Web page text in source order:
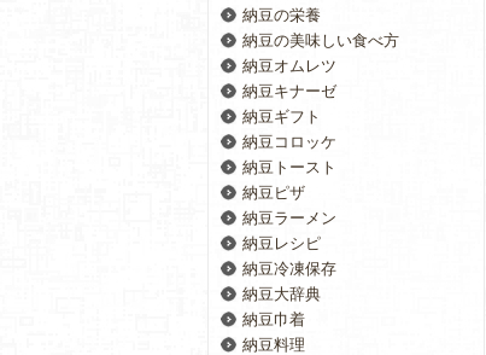
納豆の栄養
納豆の美味しい食べ方
納豆オムレツ
納豆キナーゼ
納豆ギフト
納豆コロッケ
納豆トースト
納豆ピザ
納豆ラーメン
納豆レシピ
納豆冷凍保存
納豆大辞典
納豆巾着
納豆料理